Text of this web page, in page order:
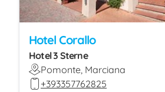
Hotel Corallo
Hotel 3 Sterne
Pomonte, Marciana
+393357762825